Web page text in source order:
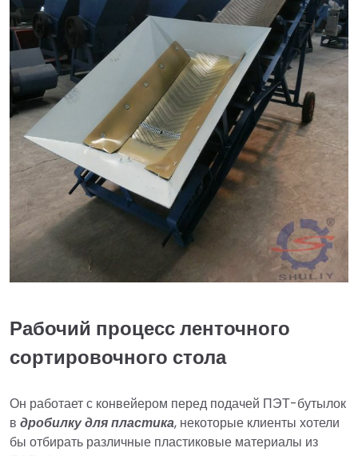
Рабочий процесс ленточного
сортировочного стола
Он работает с конвейером перед подачей ПЭТ-бутылок
в дробилку для пластика, некоторые клиенты хотели
бы отбирать различные пластиковые материалы из